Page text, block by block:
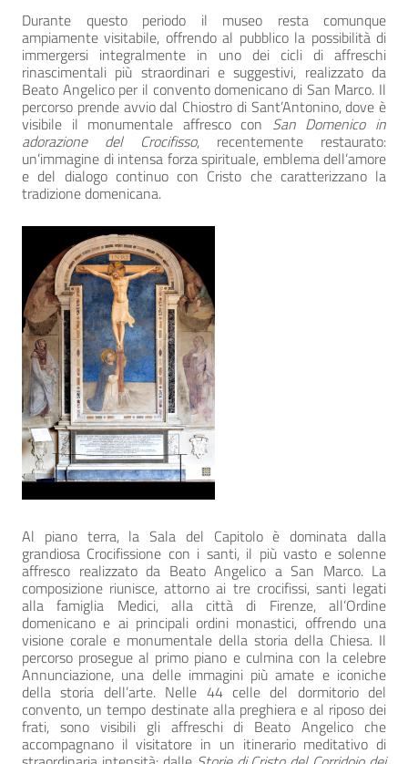
Durante questo periodo il museo resta comunque
ampiamente visitabile, offrendo al pubblico la possibilità di
immergersi integralmente in uno dei cicli di affreschi
rinascimentali più straordinari e suggestivi, realizzato da
Beato Angelico per il convento domenicano di San Marco. Il
percorso prende avvio dal Chiostro di Sant’Antonino, dove è
visibile il monumentale affresco con San Domenico in
adorazione del Crocifisso, recentemente restaurato:
un’immagine di intensa forza spirituale, emblema dell’amore
e del dialogo continuo con Cristo che caratterizzano la
tradizione domenicana.
Al piano terra, la Sala del Capitolo è dominata dalla
grandiosa Crocifissione con i santi, il più vasto e solenne
affresco realizzato da Beato Angelico a San Marco. La
composizione riunisce, attorno ai tre crocifissi, santi legati
alla famiglia Medici, alla città di Firenze, all’Ordine
domenicano e ai principali ordini monastici, offrendo una
visione corale e monumentale della storia della Chiesa. Il
percorso prosegue al primo piano e culmina con la celebre
Annunciazione, una delle immagini più amate e iconiche
della storia dell’arte. Nelle 44 celle del dormitorio del
convento, un tempo destinate alla preghiera e al riposo dei
frati, sono visibili gli affreschi di Beato Angelico che
accompagnano il visitatore in un itinerario meditativo di